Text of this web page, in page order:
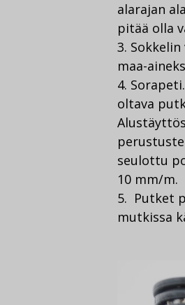
alarajan
pitää olla
3.
maa-
4.
oltava
seulottu
10 mm/m.
5. Putket
mutkissa